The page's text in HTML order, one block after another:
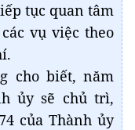
tục quan tâm
vụ việc theo
cho biết, năm
ủy sẽ chủ trì,
của Thành ủy